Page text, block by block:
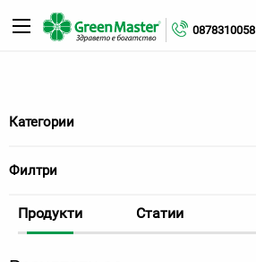
0878310058
Категории
Филтри
Продукти Статии